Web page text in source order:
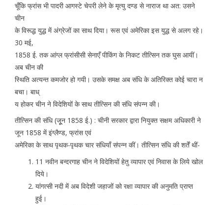
चूँकि फ्रांस भी पादरी आगस्टे चेपरी लेने के मृत्यु दण्ड से नाराज था अत: उसने
चीन
के विरूद्ध युद्ध में अंग्रेजों का साथ दिया। रूस एवं अमेरिका इस युद्ध से अलग रहे।
30 मई,
1858 ई. तक आंग्ल फ्रांसीसी सेनाएँ पीकिंग के निकट तीत्सिन तक घुस आयीं।
अब चीन की
स्थिति अत्यन्त कमजोर हो गयी। उसके समक्ष अब संधि के अतिरिक्त कोई चारा न
बचा। बाध्
य होकर चीन ने विदेशियों के साथ तीत्सिन की संधि संपन्न की।
तीत्सिन की संधि (जूून 1858 ई.) : चीनी सरकार द्वारा नियुक्त सक्षम अधिकारी ने
जून 1858 में इंग्लैण्ड, फ्रांस एवं
अमेरिका के साथ पृथक-पृथक चार संधियाँ संपन्न कीं। तीत्सिन संधि की शर्तें थीं-
11 नवीन बन्दरगाह चीन ने विदेशियों हेतु व्यापार एवं निवास के लिये खोल
दिये।
यांगत्सी नदी में अब विदेशी जहाजों को रक्षा व्यापार की अनुमति प्राप्त
हुई।